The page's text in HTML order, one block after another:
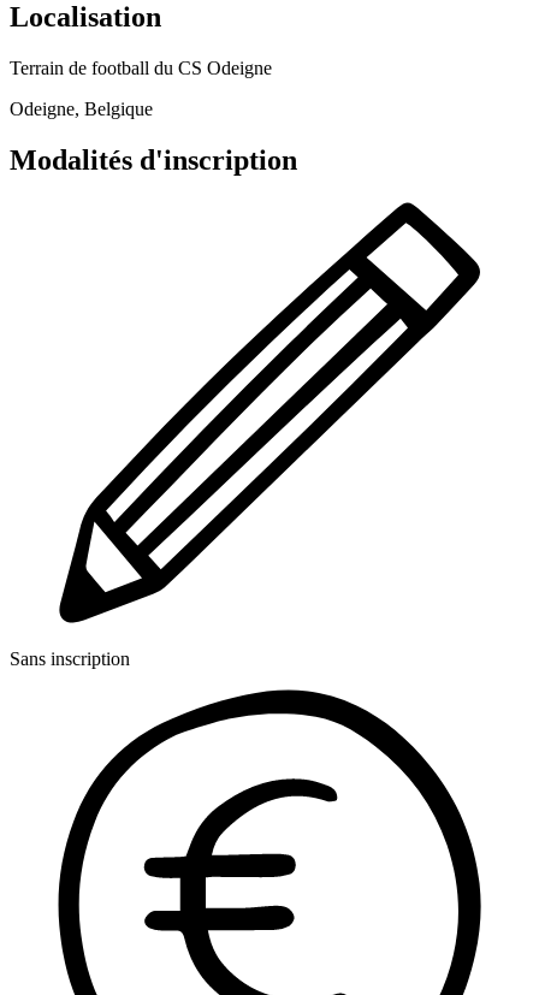
Localisation
Terrain de football du CS Odeigne
Odeigne, Belgique
Modalités d'inscription
Sans inscription